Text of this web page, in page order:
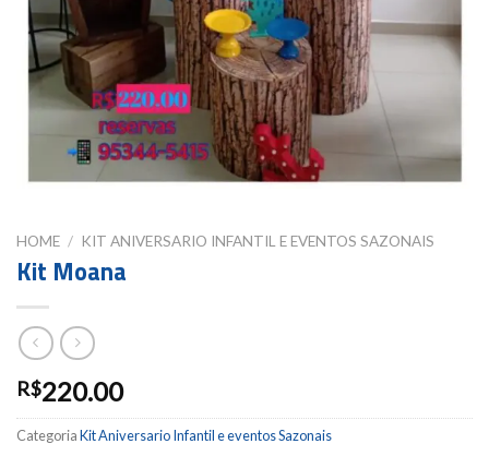
HOME / KIT ANIVERSARIO INFANTIL E EVENTOS SAZONAIS
Kit Moana
R$220.00
CategoriaKit Aniversario Infantil e eventos Sazonais